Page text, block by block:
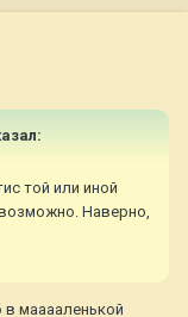
той или иной
Наверно,
мааааленькой